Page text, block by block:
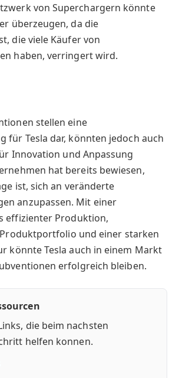
von Superchargern könnte
überzeugen, da die
die viele Käufer von
haben, verringert wird.
stellen eine
für Tesla dar, könnten jedoch auch
Innovation und Anpassung
hat bereits bewiesen,
ist, sich an veränderte
anzupassen. Mit einer
effizienter Produktion,
und einer starken
könnte Tesla auch in einem Markt
erfolgreich bleiben.
die beim nachsten
helfen konnen.